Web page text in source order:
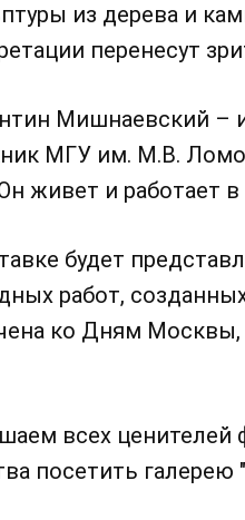
из дерева и
перенесут
Мишнаевский –
МГУ им. М.В.
живет и работает
будет
работ,
ко Дням Москвы,
всех ценителей
посетить галерею